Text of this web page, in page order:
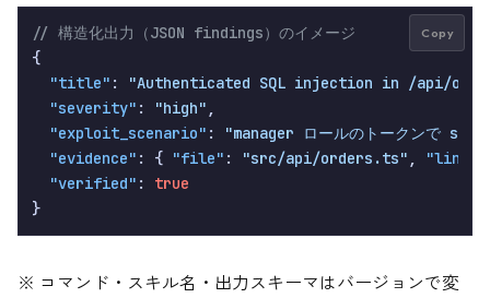
// 構造化出力（JSON findings）のイメージ
{
"title" :
"Authenticated SQL injection in /api/
"severity" : "high"
"exploit_scenario" :
"manager ロールのトークンで
"evidence" : { "file" : "src/api/orders.ts" "line"
"verified" :
true
}
Copy
※ コマンド・スキル名・出力スキーマはバージョンで変